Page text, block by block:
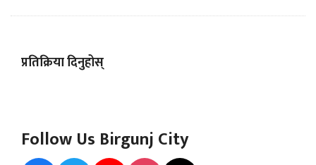
प्रतिक्रिया दिनुहोस्
Follow Us Birgunj City